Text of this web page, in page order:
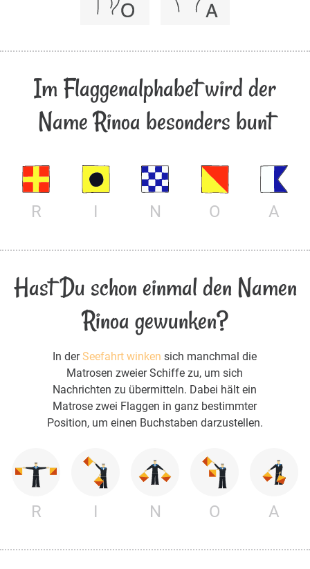
Im Flaggenalphabet wird der
Name Rinoa besonders bunt
R I N O A
Hast Du schon einmal den Namen
Rinoa gewunken?
In derSeefahrt winken sich manchmal die
Matrosen zweier Schiffe zu, um sich
Nachrichten zu übermitteln. Dabei hält ein
Matrose zwei Flaggen in ganz bestimmter
Position, um einen Buchstaben darzustellen.
R I N O A